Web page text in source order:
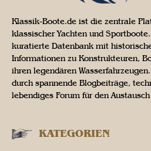
Klassik-Boote.de ist die zentrale
klassischer Yachten und
kuratierte Datenbank mit
Informationen zu Konstrukteuren,
ihren legendären
durch spannende Blogbeiträge,
lebendiges Forum für den
KATEGORIEN